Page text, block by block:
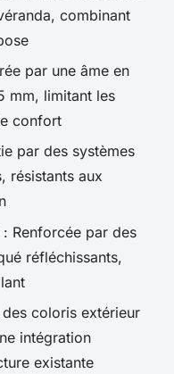
combinant
par une âme en
mm, limitant les
confort
par des systèmes
résistants aux
: Renforcée par des
réfléchissants,
coloris extérieur
intégration
existante